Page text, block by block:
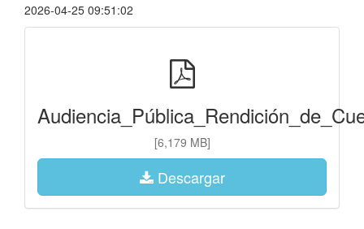
2026-04-25 09:51:02
[6,179 MB]
Descargar